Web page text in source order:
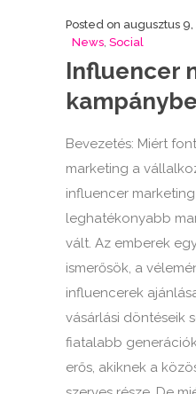
Posted on augusztus 9,
News, Social
Influencer
Bevezetés: Miért
marketing a
influencer
leghatékonyabb
vált. Az emberek
ismerősök, a
influencerek
vásárlási döntéseik
fiatalabb
erős, akiknek a